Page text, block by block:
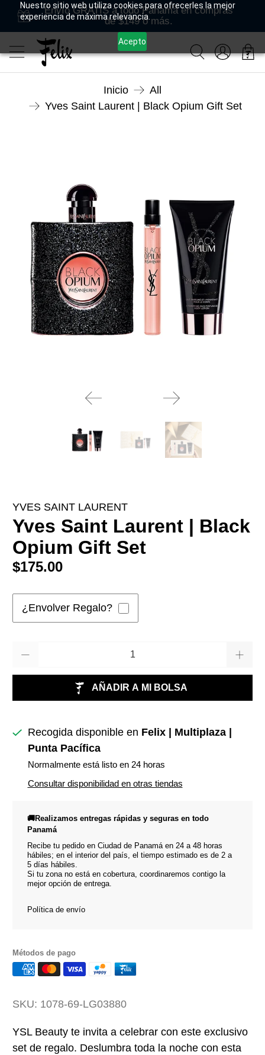
Nuestro sitio web utiliza cookies para ofrecerles la mejor
experiencia de máxima relevancia.
Acepto
Envío GRATIS a todo Panamá en compras
de $149 o más.
Inicio
All
Yves Saint Laurent | Black Opium Gift Set
YVES SAINT LAURENT
Yves Saint Laurent | Black
Opium Gift Set
$175.00
¿Envolver Regalo?
AÑADIR A MI BOLSA
Recogida disponible en Felix | Multiplaza |
Punta Pacífica
Normalmente está listo en 24 horas
Consultar disponibilidad en otras tiendas
🚚Realizamos entregas rápidas y seguras en todo
Panamá
Recibe tu pedido en Ciudad de Panamá en 24 a 48 horas
hábiles; en el interior del país, el tiempo estimado es de 2 a
5 días hábiles.
Si tu zona no está en cobertura, coordinaremos contigo la
mejor opción de entrega.
Política de envío
Métodos de pago
SKU: 1078-69-LG03880
YSL Beauty te invita a celebrar con este exclusivo
set de regalo. Deslumbra toda la noche con esta